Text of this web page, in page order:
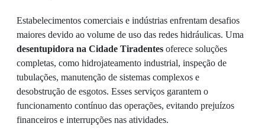
Estabelecimentos comerciais e indústrias enfrentam desafios
maiores devido ao volume de uso das redes hidráulicas. Uma
desentupidora na Cidade Tiradentes oferece soluções
completas, como hidrojateamento industrial, inspeção de
tubulações, manutenção de sistemas complexos e
desobstrução de esgotos. Esses serviços garantem o
funcionamento contínuo das operações, evitando prejuízos
financeiros e interrupções nas atividades.